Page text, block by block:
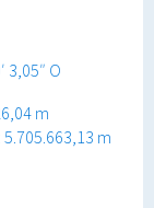
3,05″ O
m
m